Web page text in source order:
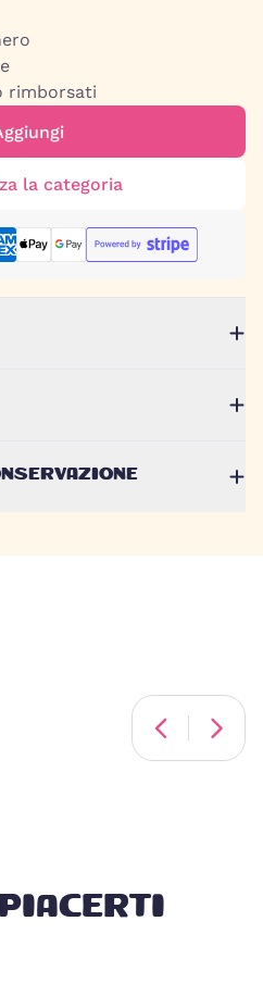
rimborsati
la categoria